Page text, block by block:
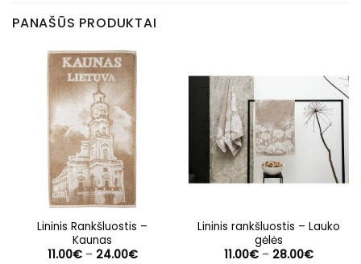
PANAŠŪS PRODUKTAI
Lininis Rankšluostis –
Kaunas
11.00€ – 24.00€Price
Lininis rankšluostis – Lauko
gėlės
11.00€ – 28.00€Price